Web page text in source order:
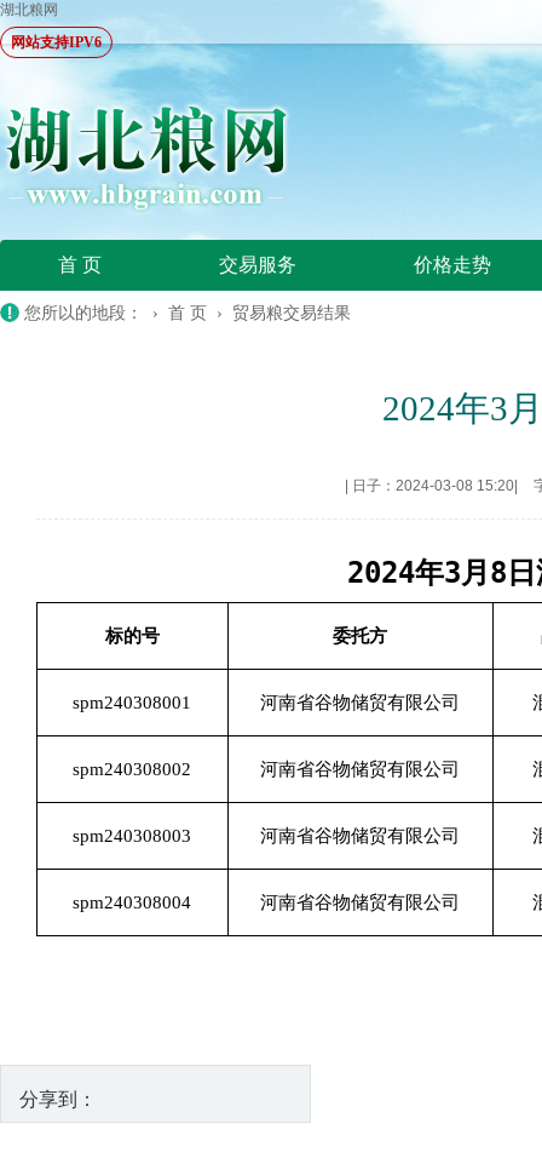
湖北粮网
网站支持IPV6
首 页 交易服务 价格走势
您所以的地段： › 首 页 › 贸易粮交易结果
2024年3
日子：2024-03-08 15:20
2024年3月8
标的号 委托方
spm240308001 河南省谷物储贸有限公司
spm240308002 河南省谷物储贸有限公司
spm240308003 河南省谷物储贸有限公司
spm240308004 河南省谷物储贸有限公司
分享到：